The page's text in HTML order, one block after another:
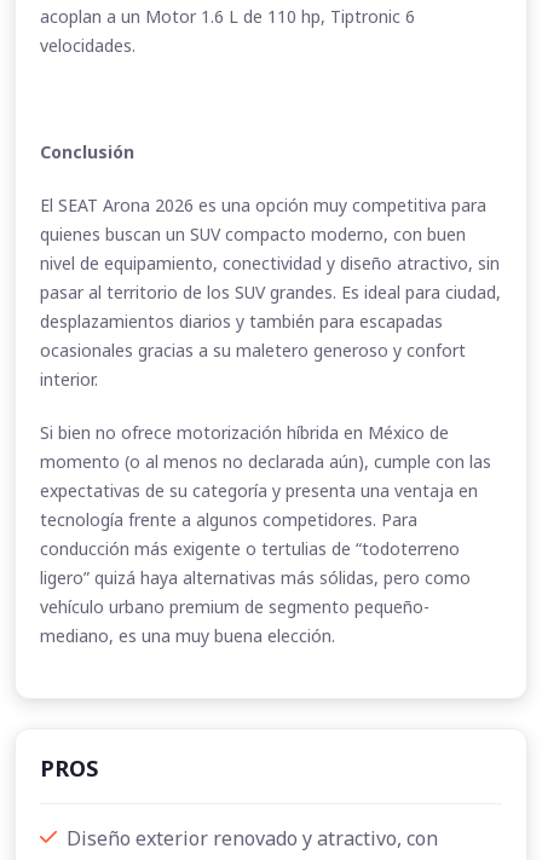
acoplan a un Motor 1.6 L de 110 hp, Tiptronic 6
velocidades.
Conclusión
El SEAT Arona 2026 es una opción muy competitiva para
quienes buscan un SUV compacto moderno, con buen
nivel de equipamiento, conectividad y diseño atractivo, sin
pasar al territorio de los SUV grandes. Es ideal para ciudad,
desplazamientos diarios y también para escapadas
ocasionales gracias a su maletero generoso y confort
interior.
Si bien no ofrece motorización híbrida en México de
momento (o al menos no declarada aún), cumple con las
expectativas de su categoría y presenta una ventaja en
tecnología frente a algunos competidores. Para
conducción más exigente o tertulias de “todoterreno
ligero” quizá haya alternativas más sólidas, pero como
vehículo urbano premium de segmento pequeño-
mediano, es una muy buena elección.
PROS
Diseño exterior renovado y atractivo, con